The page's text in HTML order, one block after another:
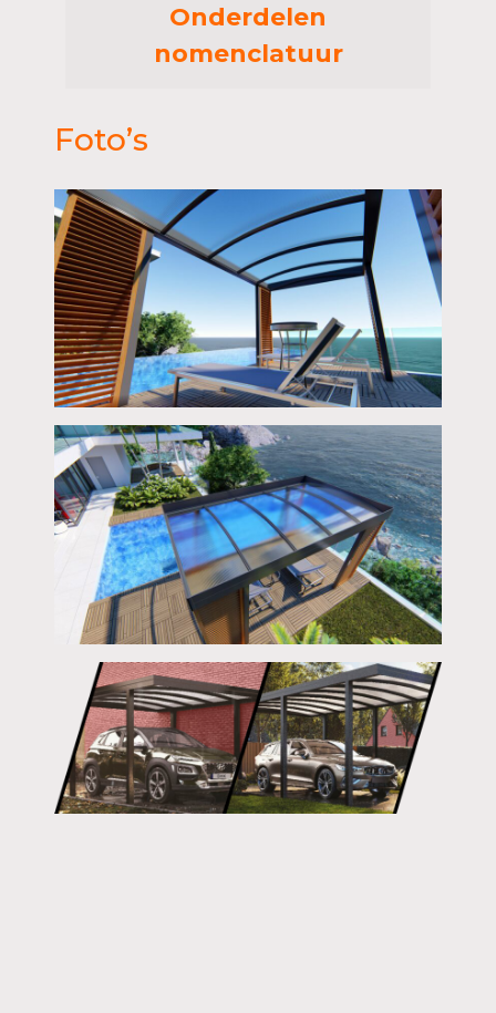
Onderdelen
nomenclatuur
Foto’s